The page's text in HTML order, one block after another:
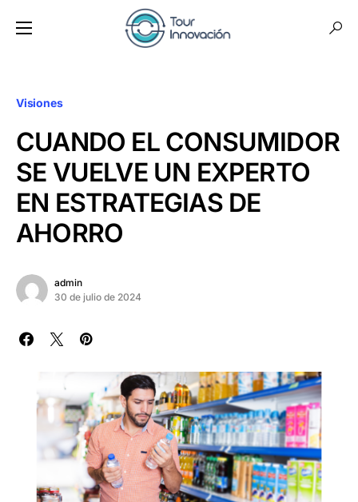
Visiones
CUANDO EL CONSUMIDOR
SE VUELVE UN EXPERTO
EN ESTRATEGIAS DE
AHORRO
admin
30 de julio de 2024